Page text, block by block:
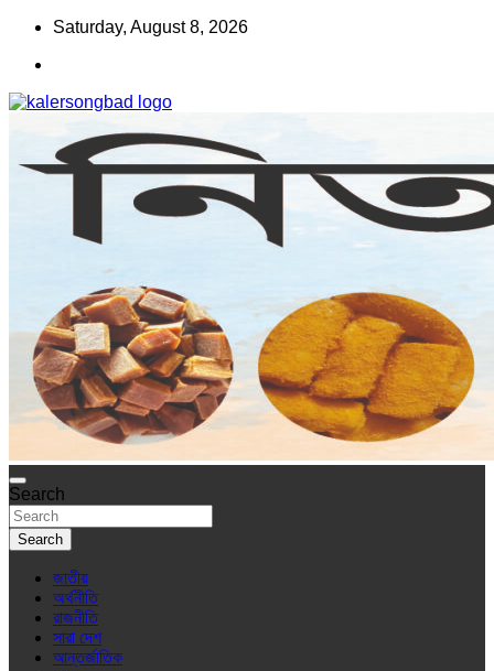
Skip
content
Saturday, August 8, 2026
কালের সংবাদ
www.kalersongbad.com
Search
Search
জাতীয়
অর্থনীতি
রাজনীতি
সারা দেশ
আন্তর্জাতিক